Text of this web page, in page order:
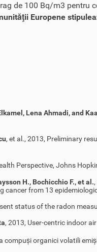
de 100 Bq/m3 pentru
Europene
Lena Ahmadi, and
, et al., 2013, Preliminary
Perspective, Johns
H., Bochicchio F., et al.
from 13
status of the radon
, 2013, User-centric indoor
compuși organici volatili